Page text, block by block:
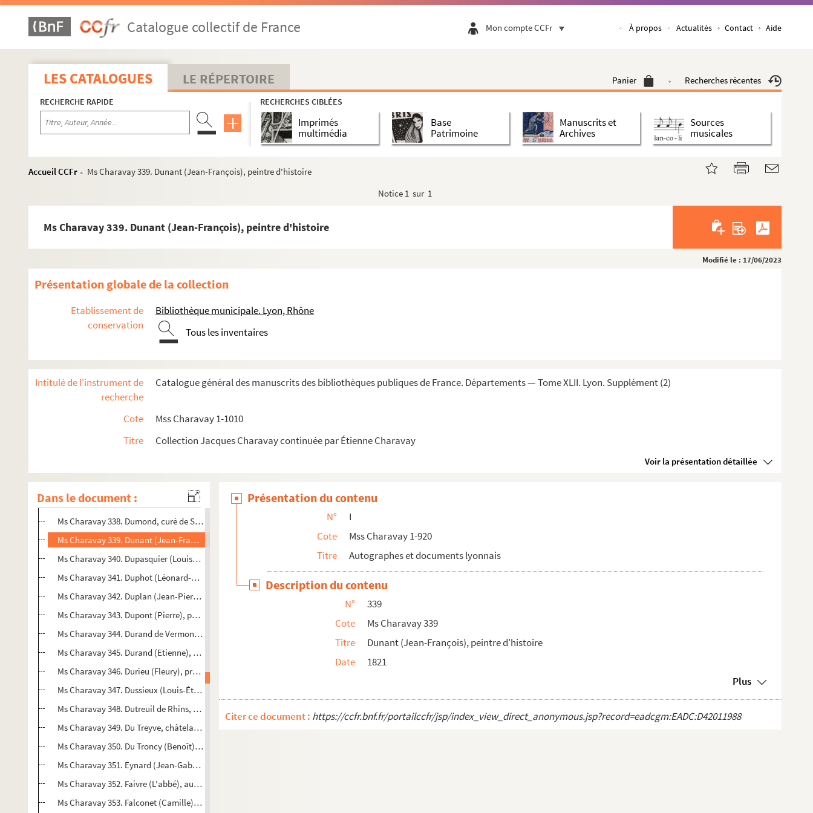
Catalogue collectif de France Mon compte CCFr À propos Actualités Contact Aide
LES CATALOGUES LE RÉPERTOIRE Panier Recherches récentes
RECHERCHE RAPIDE RECHERCHES CIBLÉES
Imprimés
multimédia
Base
Patrimoine
Manuscrits et
Archives
Sources
musicales
Accueil CCFr >
Ms Charavay 339. Dunant (Jean-François), peintre d'histoire
Notice 1 sur 1
Ms Charavay 339. Dunant (Jean-François), peintre d'histoire
Modifié le : 17/06/2023
Présentation globale de la collection
Etablissement de
conservation
Bibliothèque municipale. Lyon, Rhône
Tous les inventaires
Intitulé de l'instrument de
recherche
Catalogue général des manuscrits des bibliothèques publiques de France. Départements — Tome XLII. Lyon. Supplément (2)
Cote
Mss Charavay 1-1010
Titre
Collection Jacques Charavay continuée par Étienne Charavay
Voir la présentation détaillée
Dans le document :
Ms Charavay 312. Dornès (Auguste), publiciste, député de la Moselle en 1848
Ms Charavay 313. Doutre (Esprit), ouvrier typographe, député du Rhône, de 1848 à 1851
Ms Charavay 314. Drevet (Pierre), graveur
Ms Charavay 315. Drevon (Claude), avocat à Langres, député aux États-Généraux de 1789
Ms Charavay 316. Drut (André), général, baron de l'Empire
Ms Charavay 317. Dubois, professeur au collège de Lyon
Ms Charavay 318. Dubourg (Eugène)
Ms Charavay 319. Dubuisson (Jeanne), femme de lettres
Ms Charavay 323. Ducoudray (Le Père Louis), jésuite
Ms Charavay 326. Dufieux (Jean-Ennemond), médecin et auteur
Ms Charavay 328. Dufour, auteur
Ms Charavay 329. Dugas de Bois-Saint-Just (Jean-Louis-Marie), auteur, maire de Saint-Genis-Laval
Ms Charavay 330. Dugas des Varennes (Antoine-Marie-Charles), député de la Loire
Ms Charavay 331. Dugas-Montbel (Jean-Baptiste), helléniste, député du Rhône
Ms Charavay 333. Dumas, auteur d'un opuscule sur les bateaux à vapeur
Ms Charavay 334. Dumas (Charles-Louis), médecin de l'Hôtel-Dieu de Lyon pendant le siège, professeur, puis recteur de...
Ms Charavay 336. Dumas (Michel), peintre d'histoire, directeur de l'École des beaux-arts de Lyon
Ms Charavay 337. Du Molart (Bouvier-), préfet du Rhône en 1831
Ms Charavay 338. Dumond, curé de Saint-Romain-au-Mont-d'Or (Rhône). — Lettre autogr. signée, à l'archevêque de Lyon
Ms Charavay 339. Dunant (Jean-François), peintre d'histoire
Ms Charavay 340. Dupasquier (Louis-Gaspard), architecte
Ms Charavay 341. Duphot (Léonard-Mathieu), général
Ms Charavay 342. Duplan (Jean-Pierre), procureur général à Lyon
Ms Charavay 343. Dupont (Pierre), poète et chansonnier
Ms Charavay 344. Durand de Vermont (Jean-Claude), maire de Villié-Morgon (Rhône)
Ms Charavay 345. Durand (Etienne), de Saint-Maurice-sur-Dargoire (Rhône), tanneur, député aux États-Généraux de 1789
Ms Charavay 346. Durieu (Fleury), procureur général, délégué par la Commission d'enquête de l'Assemblée nationale, à ...
Ms Charavay 347. Dussieux (Louis-Étienne), littérateur et historien
Ms Charavay 348. Dutreuil de Rhins, explorateur français
Ms Charavay 349. Du Treyve, châtelain de Charlieu (Loire)
Ms Charavay 350. Du Troncy (Benoît), notaire, secrétaire de la ville de Lyon, auteur du
Ms Charavay 351. Eynard (Jean-Gabriel), banquier et auteur
Ms Charavay 352. Faivre (L'abbé), aumônier de l'armée de Lyon, auteur
Ms Charavay 353. Falconet (Camille), médecin, un des fondateurs de l'Académie de Lyon
Présentation du contenu
N°
I
Cote
Mss Charavay 1-920
Titre
Autographes et documents lyonnais
Description du contenu
N°
339
Cote
Ms Charavay 339
Titre
Dunant (Jean-François), peintre d'histoire
Date
1821
Plus
Citer ce document : https://ccfr.bnf.fr/portailccfr/jsp/index_view_direct_anonymous.jsp?record=eadcgm:EADC:D42011988